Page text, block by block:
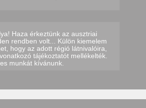
Haza érkeztünk az ausztriai
rendben volt... Külön kiemelem
hogy az adott régió látnivalóira,
tájékoztatót mellékelték.
munkát kívánunk.